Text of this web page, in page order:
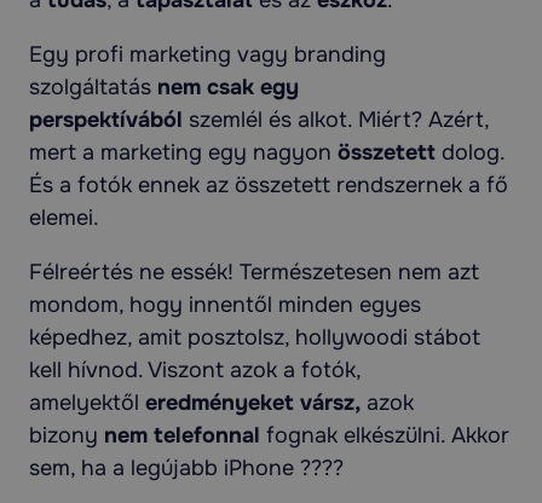
Egy profi marketing vagy branding
szolgáltatás nem csak egy
perspektívából szemlél és alkot. Miért? Azért,
mert a marketing egy nagyon összetett dolog.
És a fotók ennek az összetett rendszernek a fő
elemei.
Félreértés ne essék! Természetesen nem azt
mondom, hogy innentől minden egyes
képedhez, amit posztolsz, hollywoodi stábot
kell hívnod. Viszont azok a fotók,
amelyektől eredményeket vársz, azok
bizony nem telefonnal fognak elkészülni. Akkor
sem, ha a legújabb iPhone ????